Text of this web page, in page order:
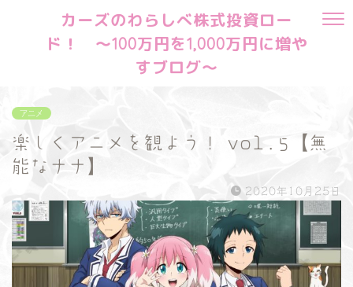
カーズのわらしべ株式投資ロー
ド！ ～100万円を1,000万円に増や
すブログ～
アニメ
楽しくアニメを観よう！ vol.5【無
能なナナ】
2020年10月25日